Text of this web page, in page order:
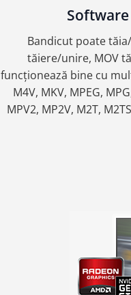
Bandicut poate
tăiere/unire, MOV
funcționează bine cu
M4V, MKV, MPEG,
MPV2, MP2V, M2T,